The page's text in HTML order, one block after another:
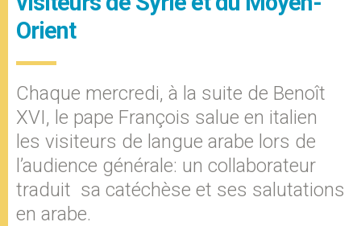
Orient
Chaque mercredi, à la suite de Benoît
XVI, le pape François salue en italien
les visiteurs de langue arabe lors de
l’audience générale: un collaborateur
traduit sa catéchèse et ses salutations
en arabe.